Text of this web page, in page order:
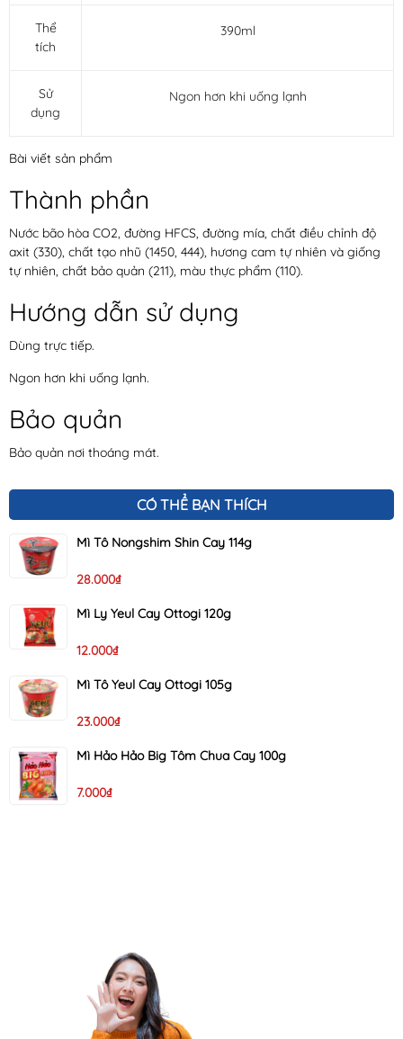
Thể
tích
390ml
Sử
dụng
Ngon hơn khi uống lạnh
Bài viết sản phẩm
Thành phần
Nước bão hòa CO2, đường HFCS, đường mía, chất điều chỉnh độ
axit (330), chất tạo nhũ (1450, 444), hương cam tự nhiên và giống
tự nhiên, chất bảo quản (211), màu thực phẩm (110).
Hướng dẫn sử dụng
Dùng trực tiếp.
Ngon hơn khi uống lạnh.
Bảo quản
Bảo quản nơi thoáng mát.
CÓ THỂ BẠN THÍCH
Mì Tô Nongshim Shin Cay 114g
28.000₫
Mì Ly Yeul Cay Ottogi 120g
12.000₫
Mì Tô Yeul Cay Ottogi 105g
23.000₫
Mì Hảo Hảo Big Tôm Chua Cay 100g
7.000₫